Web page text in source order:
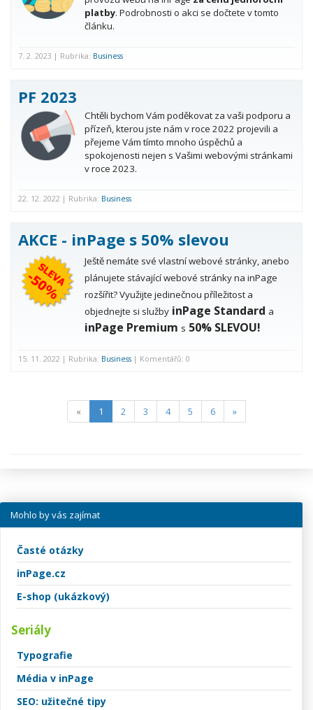
platby. Podrobnosti o akci se dočtete v tomto
článku.
7. 2. 2023 | Rubrika: Business
PF 2023
Chtěli bychom Vám poděkovat za vaši podporu a
přízeň, kterou jste nám v roce 2022 projevili a
přejeme Vám tímto mnoho úspěchů a
spokojenosti nejen s Vašimi webovými stránkami
v roce 2023.
22. 12. 2022 | Rubrika: Business
AKCE - inPage s 50% slevou
Ještě nemáte své vlastní webové stránky, anebo
plánujete stávající webové stránky na inPage
rozšířit? Využijte jedinečnou příležitost a
objednejte si služby inPage Standard a
inPage Premium s 50% SLEVOU!
15. 11. 2022 | Rubrika: Business | Komentářů: 0
« 1 (current)
2 3 4 5 6 »
Mohlo by vás zajímat
Časté otázky
inPage.cz
E-shop (ukázkový)
Seriály
Typografie
Média v inPage
SEO: užitečné tipy